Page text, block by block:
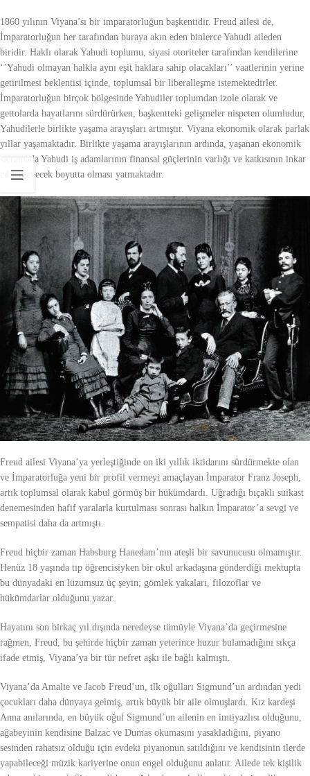
1860 yılının Viyana’sı bir imparatorluğun başkentidir. Freud ailesi de,
İmparatorluğun her tarafından buraya akın eden binlerce Yahudi aileden
biridir. Haklı olarak Yahudi toplumu, siyasi otoriteler tarafından kendilerine
‘’Yahudi olmayan halkla aynı eşit haklara sahip olacakları’’ vaatlerinin yerine
getirilmesi beklentisi içinde, toplumsal bir liberalleşme istemektedirler.
İmparatorluğun birçok bölgesinde Yahudiler toplumdan izole olarak ve
gettolarda hayatlarını sürdürürken, başkentteki gelişmeler nispeten olumludur,
Yahudilerle birlikte yaşama arayışları artmıştır. Viyana ekonomik olarak parlak
yıllar yaşamaktadır. Birlikte yaşama arayışlarının ardında, yaşanan ekonomik
sıçramada Yahudi iş adamlarının finansal güçlerinin varlığı ve katkısının inkar
edilemeyecek boyutta olması yatmaktadır.
Freud ailesi Viyana’ya yerleştiğinde on iki yıllık iktidarını sürdürmekte olan
ve İmparatorluğa yeni bir profil vermeyi amaçlayan İmparator Franz Joseph,
artık toplumsal olarak kabul görmüş bir hükümdardı. Uğradığı bıçaklı suikast
denemesinden hafif yaralarla kurtulması sonrası halkın İmparator’a sevgi ve
sempatisi daha da artmıştı.
Freud hiçbir zaman Habsburg Hanedanı’nın ateşli bir savunucusu olmamıştır.
Henüz 18 yaşında tıp öğrencisiyken bir okul arkadaşına gönderdiği mektupta
bu dünyadaki en lüzumsuz üç şeyin; gömlek yakaları, filozoflar ve
hükümdarlar olduğunu yazar.
Hayatını son birkaç yıl dışında neredeyse tümüyle Viyana’da geçirmesine
rağmen, Freud, bu şehirde hiçbir zaman yeterince huzur bulamadığını sıkça
ifade etmiş, Viyana’ya bir tür nefret aşkı ile bağlı kalmıştı.
Viyana’da Amalie ve Jacob Freud’un, ilk oğulları Sigmund’un ardından yedi
çocukları daha dünyaya gelmiş, artık büyük bir aile olmuşlardı. Kız kardeşi
Anna anılarında, en büyük oğul Sigmund’un ailenin en imtiyazlısı olduğunu,
ağabeyinin kendisine Balzac ve Dumas okumasını yasakladığını, piyano
sesinden rahatsız olduğu için evdeki piyanonun satıldığını ve kendisinin ilerde
yapabileceği müzik kariyerine onun engel olduğunu anlatır. Ailede tek kişilik